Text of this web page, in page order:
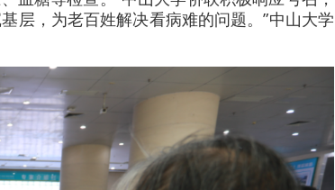
层，为老百姓解决看病难的问题。”中山大学